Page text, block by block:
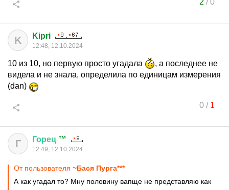
2 /0
K Kipri
12:48, 12.10.2024
10 из 10, но первую просто угадала
, а последнее не
видела и не знала, определила по единицам измерения
(dan)
0/ 1
Г Горец ™
12:49, 12.10.2024
От пользователя ~Бася Пурга***
А как угадал то? Мну половину вапще не представляю как